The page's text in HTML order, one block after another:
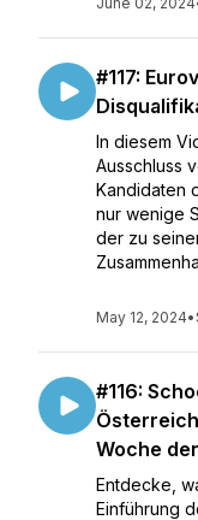
#117:
In diesem
Ausschluss
Kandidaten
nur wenige
der zu
May 12, 2024•
#116:
Woche
Entdecke,
Einführung